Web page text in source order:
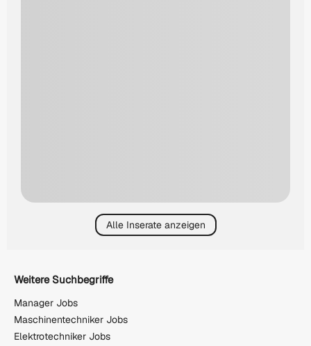
Alle Inserate anzeigen
Weitere Suchbegriffe
Manager Jobs
Maschinentechniker Jobs
Elektrotechniker Jobs